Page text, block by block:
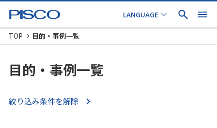
TOP 目的・事例一覧
目的・事例一覧
絞り込み条件を解除